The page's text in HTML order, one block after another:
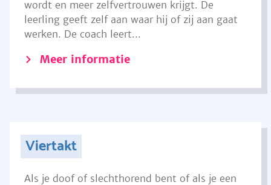
wordt en meer zelfvertrouwen krijgt. De
leerling geeft zelf aan waar hij of zij aan gaat
werken. De coach leert...
Meer informatie
Viertakt
Als je doof of slechthorend bent of als je een